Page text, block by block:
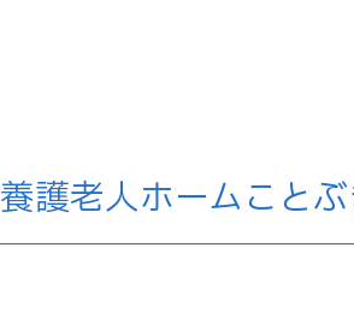
護老人ホームこと